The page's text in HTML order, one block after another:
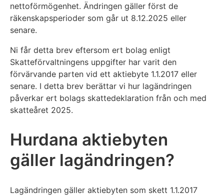
nettoförmögenhet. Ändringen gäller först de
räkenskapsperioder som går ut 8.12.2025 eller
senare.
Ni får detta brev eftersom ert bolag enligt
Skatteförvaltningens uppgifter har varit den
förvärvande parten vid ett aktiebyte 1.1.2017 eller
senare. I detta brev berättar vi hur lagändringen
påverkar ert bolags skattedeklaration från och med
skatteåret 2025.
Hurdana aktiebyten
gäller lagändringen?
Lagändringen gäller aktiebyten som skett 1.1.2017